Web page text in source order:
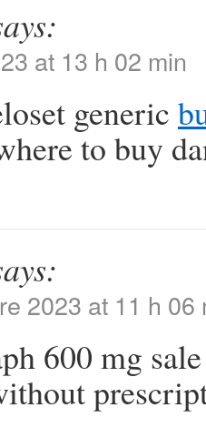
at 13 h 02 min
generic
to buy
2023 at 11 h 06
600 mg